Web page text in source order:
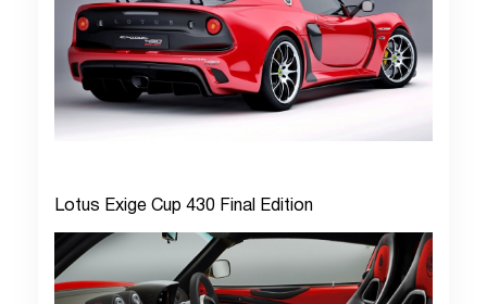
Lotus Exige Cup 430 Final Edition